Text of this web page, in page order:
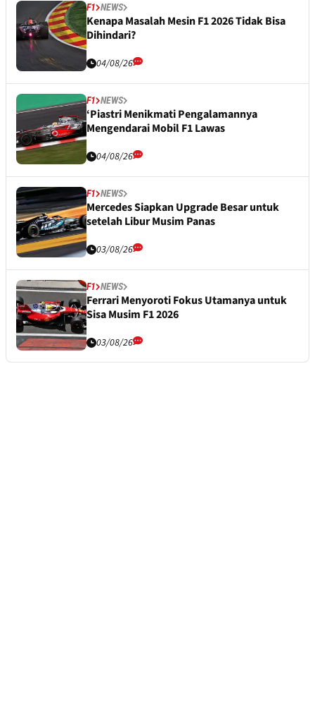
F1 NEWS
Kenapa Masalah Mesin F1 2026 Tidak Bisa
Dihindari?
04/08/26
F1 NEWS
‘Piastri Menikmati Pengalamannya
Mengendarai Mobil F1 Lawas
04/08/26
F1 NEWS
Mercedes Siapkan Upgrade Besar untuk
setelah Libur Musim Panas
03/08/26
F1 NEWS
Ferrari Menyoroti Fokus Utamanya untuk
Sisa Musim F1 2026
03/08/26